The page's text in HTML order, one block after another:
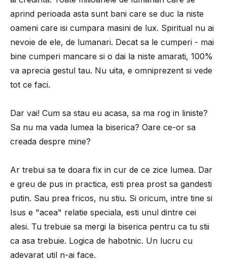
aprind perioada asta sunt bani care se duc la niste
oameni care isi cumpara masini de lux. Spiritual nu ai
nevoie de ele, de lumanari. Decat sa le cumperi - mai
bine cumperi mancare si o dai la niste amarati, 100%
va aprecia gestul tau. Nu uita, e omniprezent si vede
tot ce faci.
Dar vai! Cum sa stau eu acasa, sa ma rog in liniste?
Sa nu ma vada lumea la biserica? Oare ce-or sa
creada despre mine?
Ar trebui sa te doara fix in cur de ce zice lumea. Dar
e greu de pus in practica, esti prea prost sa gandesti
putin. Sau prea fricos, nu stiu. Si oricum, intre tine si
Isus e "acea" relatie speciala, esti unul dintre cei
alesi. Tu trebuie sa mergi la biserica pentru ca tu stii
ca asa trebuie. Logica de habotnic. Un lucru cu
adevarat util n-ai face.